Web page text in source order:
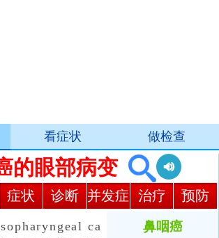
看症状 做检查
的眼部病变
症状 诊断 并发症 治疗 预防
鼻咽癌
ca